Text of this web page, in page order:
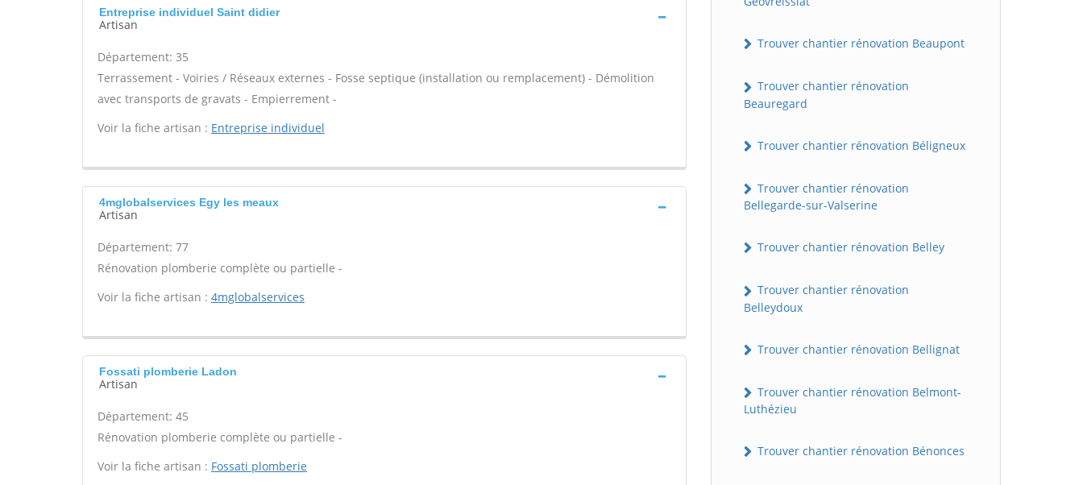
Entreprise individuel Saint didier
Artisan
Département: 35
Terrassement - Voiries / Réseaux externes - Fosse septique (installation ou remplacement) - Démolition
avec transports de gravats - Empierrement -
Voir la fiche artisan : Entreprise individuel
4mglobalservices Egy les meaux
Artisan
Département: 77
Rénovation plomberie complète ou partielle -
Voir la fiche artisan : 4mglobalservices
Fossati plomberie Ladon
Artisan
Département: 45
Rénovation plomberie complète ou partielle -
Voir la fiche artisan : Fossati plomberie
Trouver chantier rénovation Beaupont
Trouver chantier rénovation
Beauregard
Trouver chantier rénovation Béligneux
Trouver chantier rénovation
Bellegarde-sur-Valserine
Trouver chantier rénovation Belley
Trouver chantier rénovation
Belleydoux
Trouver chantier rénovation Bellignat
Trouver chantier rénovation Belmont-
Luthézieu
Trouver chantier rénovation Bénonces